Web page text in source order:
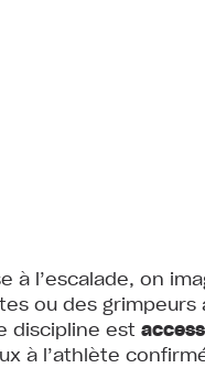
à l’escalade, on
ou des
discipline est
à l’athlète